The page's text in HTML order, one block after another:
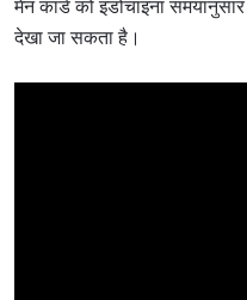
मेन कार्ड को इंडोचाइना
देखा जा सकता है।